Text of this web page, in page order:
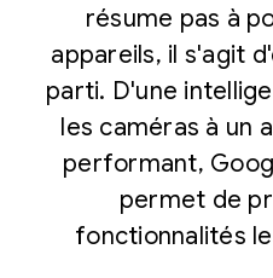
résume pas à
appareils, il s'agit
parti. D'une
les caméras à un
performant,
permet de
fonctionnalités